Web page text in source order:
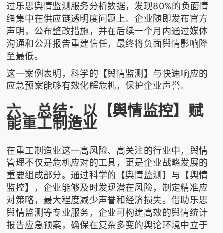
过乐思舆情监测服务分析数据，发现80%的负面情
绪集中在供应链透明度问题上。企业随即发布官方
声明，公布整改措施，并在后续一个月内通过媒体
沟通和公开报告重建信任，最终将负面舆情影响降
至最低。
这一案例表明，科学的【舆情监测】与快速响应的
应急预案能够有效化解危机，保护企业声誉。
六、总结：以【舆情监控】赋
能重工制造业
在重工制造业这一高风险、高关注的行业中，舆情
管理不仅是危机应对的工具，更是企业战略发展的
重要组成部分。通过科学的【舆情监测】与【舆情
监控】，企业能够及时发现潜在风险，制定精准应
对策略，最大程度减少声誉和经济损失。借助乐思
舆情监测等专业服务，企业可构建高效的舆情统计
报告应急预案，确保在复杂多变的舆论环境中立于